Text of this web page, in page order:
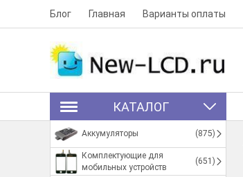
Блог Главная Варианты оплаты
КАТАЛОГ
Аккумуляторы (875)
Комплектующие для
мобильных устройств
(651)